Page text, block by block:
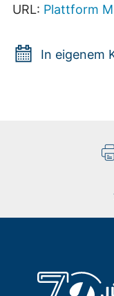
URL: Plattform
In eigenem